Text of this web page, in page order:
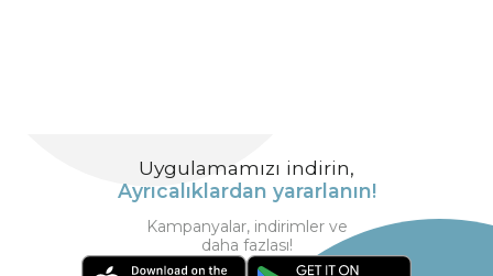
Uygulamamızı indirin,
Ayrıcalıklardan yararlanın!
Kampanyalar, indirimler ve
daha fazlası!